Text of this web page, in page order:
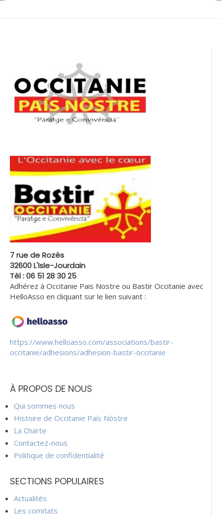
7 rue de Rozès
32600 L'Isle-Jourdain
Tèl : 06 51 28 30 25
Adhérez à Occitanie Pais Nostre ou Bastir Occitanie avec
HelloAsso en cliquant sur le lien suivant :
https://www.helloasso.com/associations/bastir-
occitanie/adhesions/adhesion-bastir-occitanie
À PROPOS DE NOUS
Qui sommes nous
Histoire de Occitanie País Nòstre
La Charte
Contactez-nous
Politique de confidentialité
SECTIONS POPULAIRES
Actualités
Les comitats